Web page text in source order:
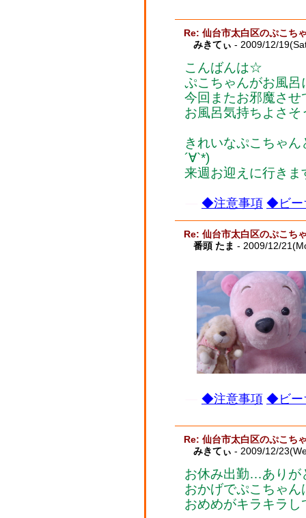
Re: 仙台市太白区のぷこち
みきてぃ - 2009/12/
こんばんは☆
ぷこちゃんがお風
今回またお邪魔さ
お風呂気持ちよさ
きれいなぷこちゃ
´∀`*)
来週お迎えに行きま
◆注意事項 ◆ビー
Re: 仙台市太白区のぷこち
番頭 たま - 2009/12/
◆注意事項 ◆ビー
Re: 仙台市太白区のぷこち
みきてぃ - 2009/12/
お休み出勤…ありが
おかげでぷこちゃ
おめめがキラキラ